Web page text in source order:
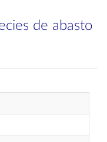
de abasto